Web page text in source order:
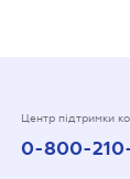
Центр підтримки
0-800-